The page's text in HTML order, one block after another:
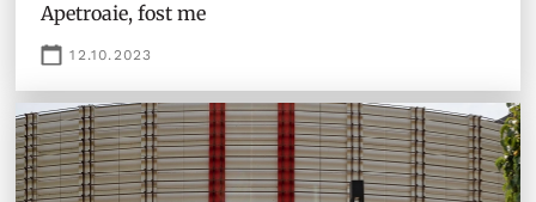
Apetroaie, fost me
12.10.2023